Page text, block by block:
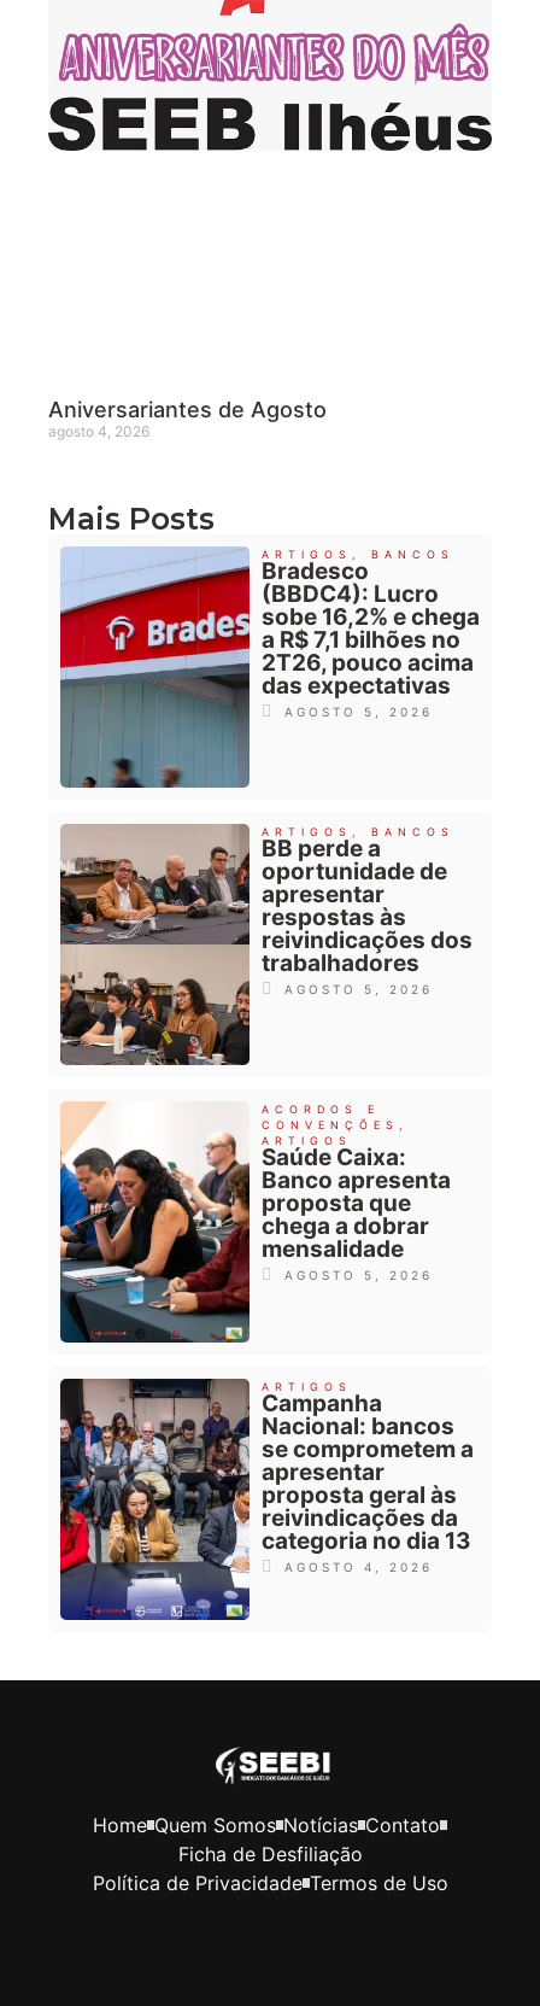
Aniversariantes de Agosto
agosto 4, 2026
Mais Posts
ARTIGOS BANCOS
Bradesco
(BBDC4): Lucro
sobe 16,2% e chega
a R$ 7,1 bilhões no
2T26, pouco acima
das expectativas
AGOSTO 5, 2026
ARTIGOS BANCOS
BB perde a
oportunidade de
apresentar
respostas às
reivindicações dos
trabalhadores
AGOSTO 5, 2026
ACORDOS E
CONVENÇÕES
ARTIGOS
Saúde Caixa:
Banco apresenta
proposta que
chega a dobrar
mensalidade
AGOSTO 5, 2026
ARTIGOS
Campanha
Nacional: bancos
se comprometem a
apresentar
proposta geral às
reivindicações da
categoria no dia 13
AGOSTO 4, 2026
Home Quem Somos Notícias Contato
Ficha de Desfiliação
Política de Privacidade Termos de Uso